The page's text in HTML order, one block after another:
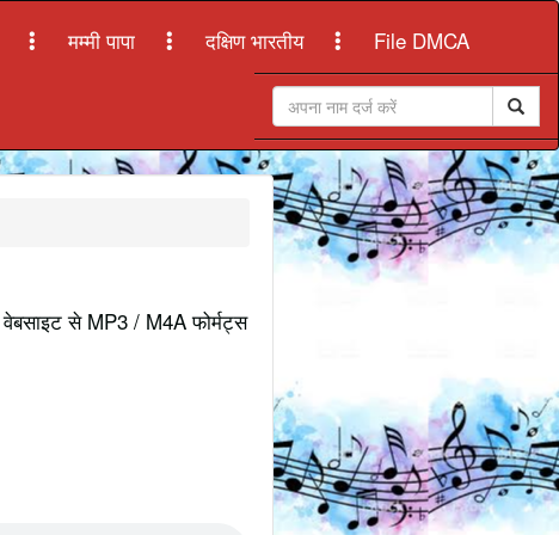
मम्मी पापा दक्षिण भारतीय File DMCA
वेबसाइट से MP3 / M4A फोर्मट्स